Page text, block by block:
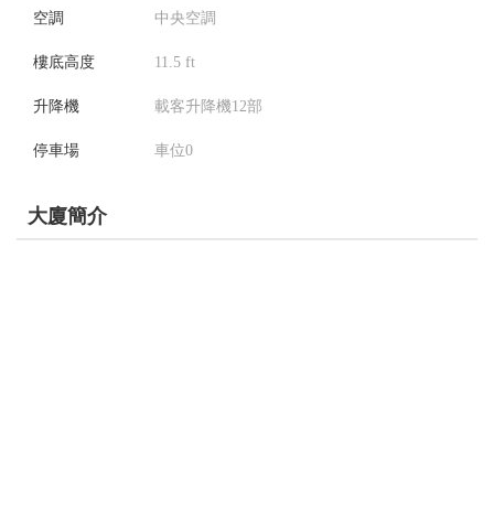
空調 中央空調
樓底高度 11.5 ft
升降機 載客升降機12部
停車場 車位0
大廈簡介